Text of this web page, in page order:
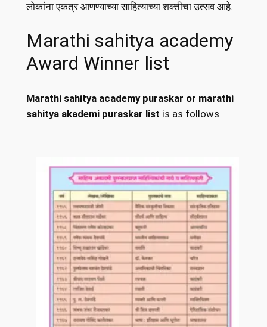
लोकांना एकत्र आणण्याच्या साहित्याच्या शक्तीचा उत्सव आहे.
Marathi sahitya academy
Award Winner list
Marathi sahitya academy puraskar or marathi
sahitya akademi puraskar list is as follows